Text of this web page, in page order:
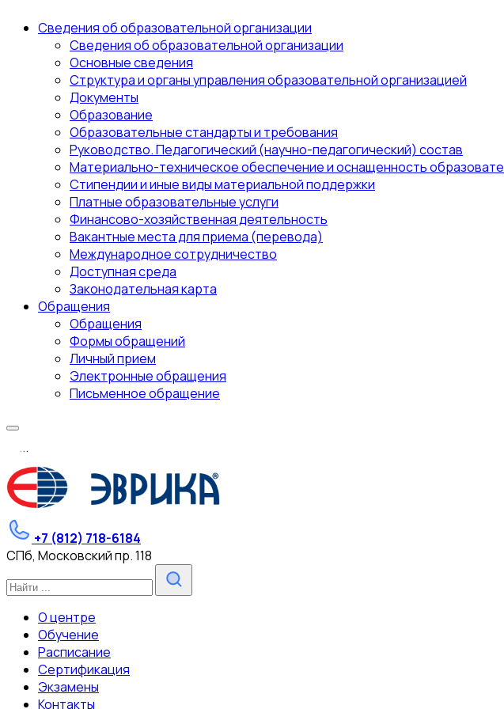
Сведения об образовательной организации
Сведения об образовательной организации
Основные сведения
Структура и органы управления образовательной организацией
Документы
Образование
Образовательные стандарты и требования
Руководство. Педагогический (научно-педагогический) состав
Материально-техническое обеспечение и оснащенность
Стипендии и иные виды материальной поддержки
Платные образовательные услуги
Финансово-хозяйственная деятельность
Вакантные места для приема (перевода)
Международное сотрудничество
Доступная среда
Законодательная карта
Обращения
Обращения
Формы обращений
Личный прием
Электронные обращения
Письменное обращение
...
+7 (812) 718-6184
СПб, Московский пр. 118
О центре
Обучение
Расписание
Сертификация
Экзамены
Контакты